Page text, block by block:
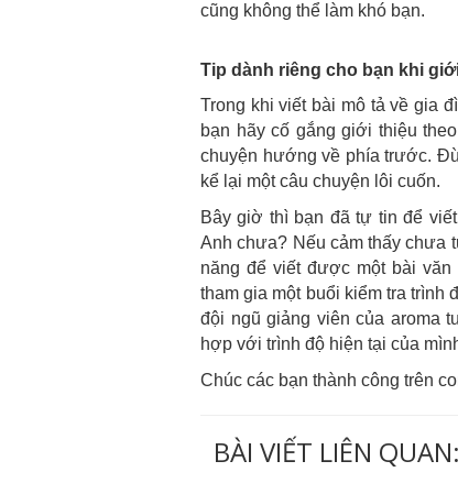
cũng không thể làm khó bạn.
Tip dành riêng cho bạn khi
Trong khi viết bài mô tả về gia
bạn hãy cố gắng giới thiệu
chuyện hướng về phía trước.
kể lại một câu chuyện lôi cuốn.
Bây giờ thì bạn đã tự tin để
Anh chưa? Nếu cảm thấy chưa
năng để viết được một bài
tham gia một buổi kiểm tra trình
đội ngũ giảng viên của aroma
hợp với trình độ hiện tại của
Chúc các bạn thành công trên
BÀI VIẾT LIÊN QUAN: